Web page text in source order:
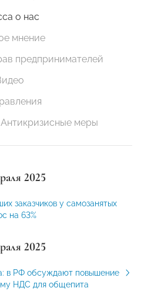
о нас
мнение
предпринимателей
меры
2025
заказчиков у самозанятых
на 63%
2025
в РФ обсуждают повышение
НДС для общепита